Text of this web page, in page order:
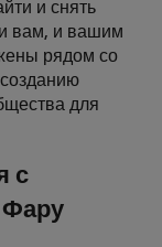
и снять
и вам, и вашим
рядом со
для
с